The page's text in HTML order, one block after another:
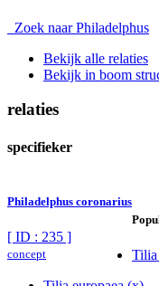
Zoek naar Philadelphus
Bekijk alle relaties
Bekijk in boom
relaties
specifieker
Philadelphus coronarius
[ ID : 235 ]
concept